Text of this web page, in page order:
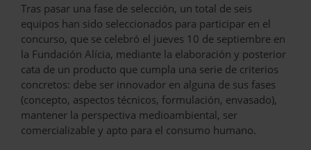
Tras pasar una fase de selección, un total de seis
equipos han sido seleccionados para participar en el
concurso, que se celebró el jueves 10 de septiembre en
la Fundación Alícia, mediante la elaboración y posterior
cata de un producto que cumpla una serie de criterios
concretos: debe ser innovador en alguna de sus fases
(concepto, aspectos técnicos, formulación, envasado),
mantener la perspectiva medioambiental, ser
comercializable y apto para el consumo humano.